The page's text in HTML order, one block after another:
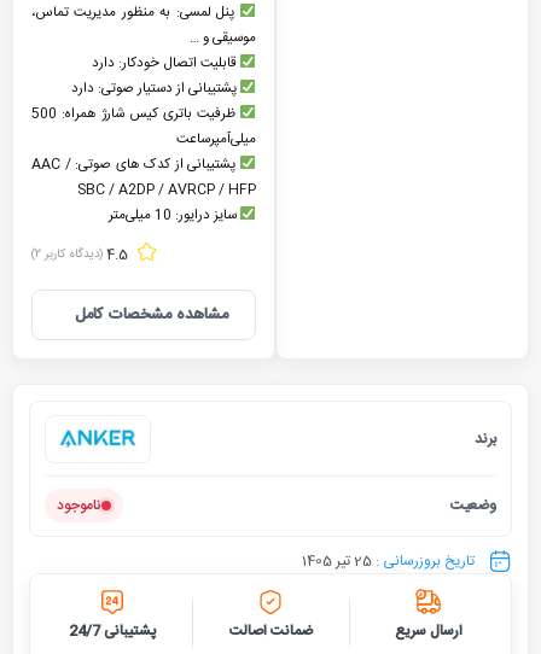
پنل لمسی: به منظور مدیریت تماس،
موسیقی و …
قابلیت اتصال خودکار: دارد
پشتیبانی از دستیار صوتی: دارد
ظرفیت باتری کیس شارژ همراه: 500
میلی‌آمپرساعت
پشتیبانی از کدک های صوتی: AAC /
SBC / A2DP / AVRCP / HFP
سایز درایور: 10 میلی‌متر
4.5(دیدگاه کاربر2
)
مشاهده مشخصات کامل
برند
وضعیت ناموجود
تاریخ بروزرسانی : 25 تیر 1405
ارسال سریع ضمانت اصالت پشتیبانی 24/7